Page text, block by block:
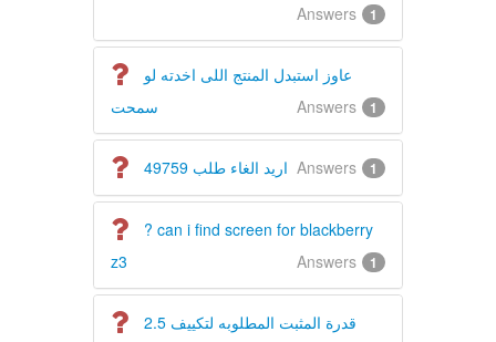
Answers
1
عاوز استبدل المنتج اللى اخدته لو
سمحت
Answers 1
اريد الغاء طلب 49759 Answers 1
? can i find screen for blackberry
z3
Answers 1
قدرة المثبت المطلوبه لتكييف 2.5